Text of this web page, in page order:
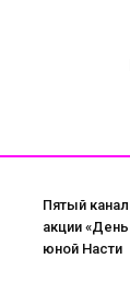
Пятый
акции
юной Насти